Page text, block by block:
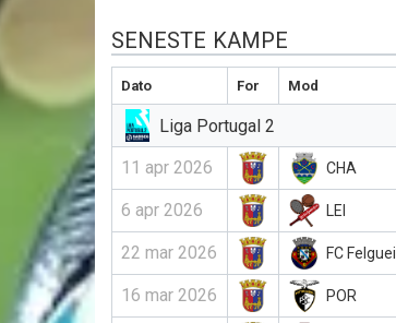
SENESTE KAMPE
Dato For Mod
Liga Portugal 2
11 apr 2026 CHA
6 apr 2026 LEI
22 mar 2026 FC
16 mar 2026 POR